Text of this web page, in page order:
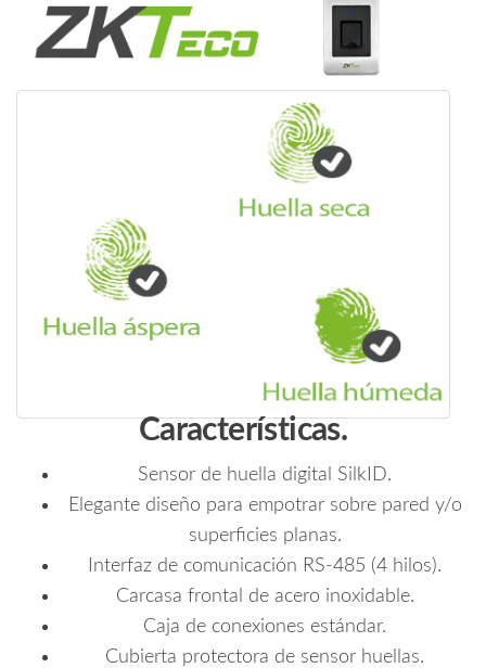
RS485
y
Led
Indicador
Paneles
InBio
cantidad
Características.
Sensor de huella digital SilkID.
Elegante diseño para empotrar sobre pared y/o
superficies planas.
Interfaz de comunicación RS-485 (4 hilos).
Carcasa frontal de acero inoxidable.
Caja de conexiones estándar.
Cubierta protectora de sensor huellas.